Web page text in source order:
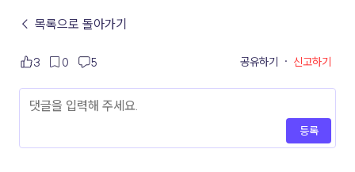
← 목록으로 돌아가기
3 0 5 공유하기 · 신고하기
등록